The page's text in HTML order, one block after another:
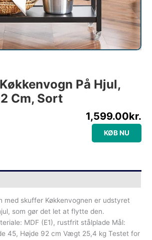
På Hjul,
Cm, Sort
1,599.00kr.
KØB NU
med skuffer Køkkenvognen er udstyret
som gør det let at flytte den.
MDF (E1), rustfrit stålplade Mål:
45, Højde 92 cm Vægt 25,4 kg Testet for